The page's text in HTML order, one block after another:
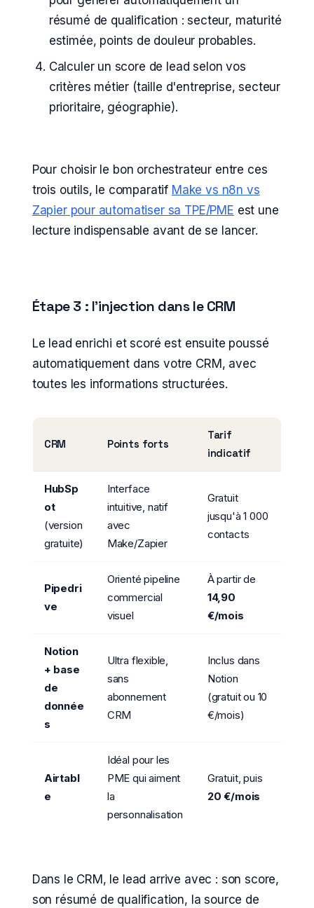
résumé de qualification : secteur, maturité
estimée, points de douleur probables.
Calculer un score de lead selon vos
critères métier (taille d'entreprise, secteur
prioritaire, géographie).
Pour choisir le bon orchestrateur entre ces
trois outils, le comparatif Make vs n8n vs
Zapier pour automatiser sa TPE/PME est une
lecture indispensable avant de se lancer.
Étape 3 : l'injection dans le CRM
Le lead enrichi et scoré est ensuite poussé
automatiquement dans votre CRM, avec
toutes les informations structurées.
CRM Points forts
Tarif
indicatif
HubSp
ot
(version
gratuite)
Interface
intuitive, natif
avec
Make/Zapier
Gratuit
jusqu'à 1 000
contacts
Pipedri
ve
Orienté pipeline
commercial
visuel
À partir de
14,90
€/mois
Notion
+ base
de
donnée
s
Ultra flexible,
sans
abonnement
CRM
Inclus dans
Notion
(gratuit ou 10
€/mois)
Airtabl
e
Idéal pour les
PME qui aiment
la
personnalisation
Gratuit, puis
20 €/mois
Dans le CRM, le lead arrive avec : son score,
son résumé de qualification, la source de